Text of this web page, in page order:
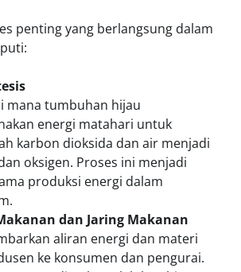
penting yang berlangsung dalam
mana tumbuhan hijau
energi matahari untuk
karbon dioksida dan air menjadi
oksigen. Proses ini menjadi
produksi energi dalam
dan Jaring Makanan
aliran energi dan materi
ke konsumen dan pengurai.